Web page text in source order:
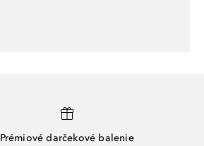
Prémiové darčekové balenie